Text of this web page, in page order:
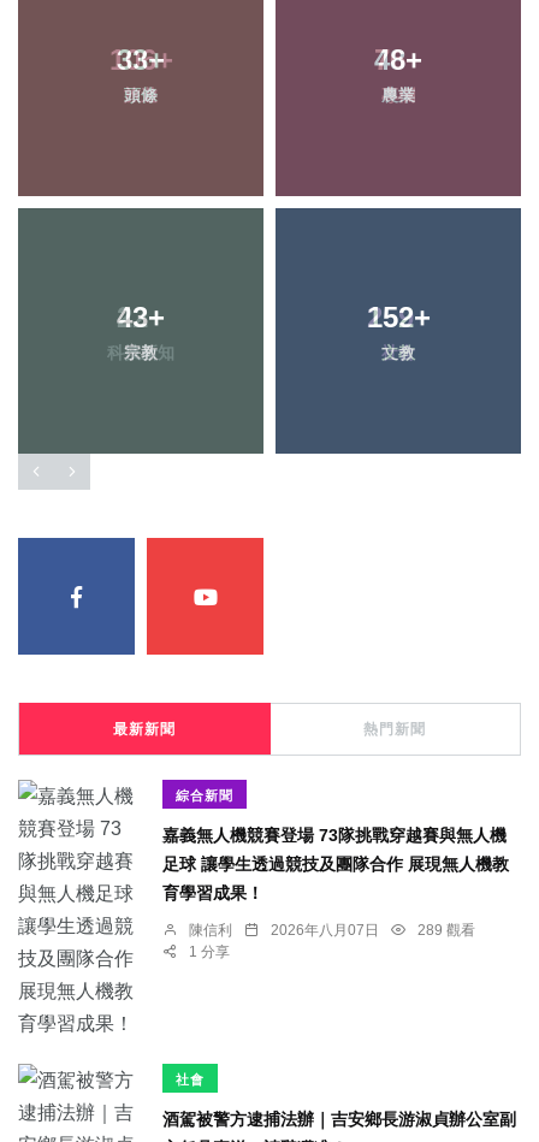
33+
頭條
48+
農業
43+
宗教
152+
文教
最新新聞 熱門新聞
綜合新聞
嘉義無人機競賽登場 73隊挑戰穿越賽與無人機
足球 讓學生透過競技及團隊合作 展現無人機教
育學習成果！
陳信利 2026年八月07日
289 觀看
1 分享
社會
酒駕被警方逮捕法辦｜吉安鄉長游淑貞辦公室副